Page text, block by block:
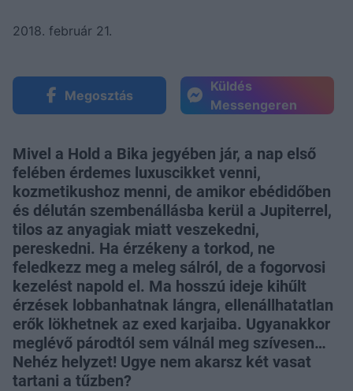
2018. február 21.
Megosztás
Küldés
Messengeren
Mivel a Hold a Bika jegyében jár, a nap első
felében érdemes luxuscikket venni,
kozmetikushoz menni, de amikor ebédidőben
és délután szembenállásba kerül a Jupiterrel,
tilos az anyagiak miatt veszekedni,
pereskedni. Ha érzékeny a torkod, ne
feledkezz meg a meleg sálról, de a fogorvosi
kezelést napold el. Ma hosszú ideje kihűlt
érzések lobbanhatnak lángra, ellenállhatatlan
erők lökhetnek az exed karjaiba. Ugyanakkor
meglévő párodtól sem válnál meg szívesen…
Nehéz helyzet! Ugye nem akarsz két vasat
tartani a tűzben?